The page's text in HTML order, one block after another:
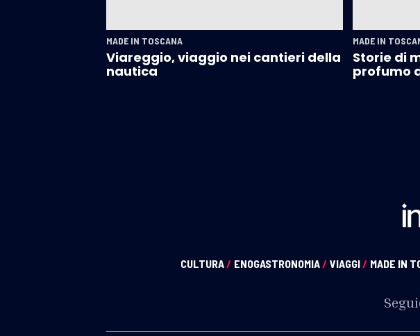
MADE IN TOSCANA
Viareggio, viaggio nei cantieri della
nautica
MADE IN
Storie di
profumo
CULTURA/ ENOGASTRONOMIA/ VIAGGI/ MADE IN